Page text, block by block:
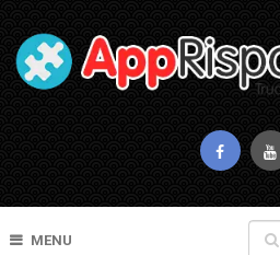
MENU